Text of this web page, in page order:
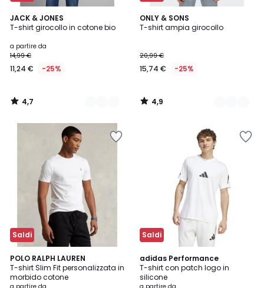
JACK & JONES
T-shirt girocollo in cotone bio
a partire da
14,99 €
11,24 € -25%
4,7
/ 5
6
Colori
4,7
/
ONLY & SONS
T-shirt ampia girocollo
20,99 €
15,74 € -25%
4,9
/ 5
5
Colori
4,9
/
Saldi
POLO RALPH LAUREN
T-shirt Slim Fit personalizzata in
morbido cotone
4,5
/ 5
7
Colori
Saldi
adidas Performance
T-shirt con patch logo in
silicone
4,8
/ 5